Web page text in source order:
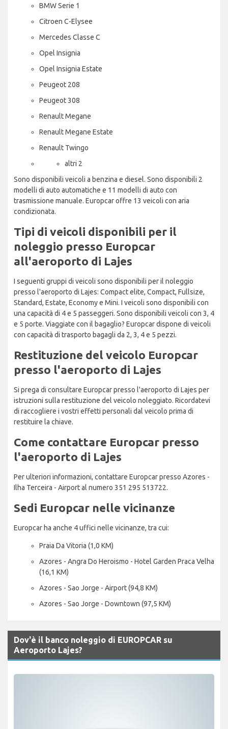
BMW Serie 1
Citroen C-Elysee
Mercedes Classe C
Opel Insignia
Opel Insignia Estate
Peugeot 208
Peugeot 308
Renault Megane
Renault Megane Estate
Renault Twingo
altri 2
Sono disponibili veicoli a benzina e diesel. Sono disponibili 2
modelli di auto automatiche e 11 modelli di auto con
trasmissione manuale. Europcar offre 13 veicoli con aria
condizionata.
Tipi di veicoli disponibili per il
noleggio presso Europcar
all'aeroporto di Lajes
I seguenti gruppi di veicoli sono disponibili per il noleggio
presso l'aeroporto di Lajes: Compact elite, Compact, Fullsize,
Standard, Estate, Economy e Mini. I veicoli sono disponibili con
una capacità di 4 e 5 passeggeri. Sono disponibili veicoli con 3, 4
e 5 porte. Viaggiate con il bagaglio? Europcar dispone di veicoli
con capacità di trasporto bagagli da 2, 3, 4 e 5 pezzi.
Restituzione del veicolo Europcar
presso l'aeroporto di Lajes
Si prega di consultare Europcar presso l'aeroporto di Lajes per
istruzioni sulla restituzione del veicolo noleggiato. Ricordatevi
di raccogliere i vostri effetti personali dal veicolo prima di
restituire la chiave.
Come contattare Europcar presso
l'aeroporto di Lajes
Per ulteriori informazioni, contattare Europcar presso Azores -
Ilha Terceira - Airport al numero 351 295 513722.
Sedi Europcar nelle vicinanze
Europcar ha anche 4 uffici nelle vicinanze, tra cui:
Praia Da Vitoria (1,0 KM)
Azores - Angra Do Heroismo - Hotel Garden Praca Velha
(16,1 KM)
Azores - Sao Jorge - Airport (94,8 KM)
Azores - Sao Jorge - Downtown (97,5 KM)
Dov'è il banco noleggio di EUROPCAR su
Aeroporto Lajes?